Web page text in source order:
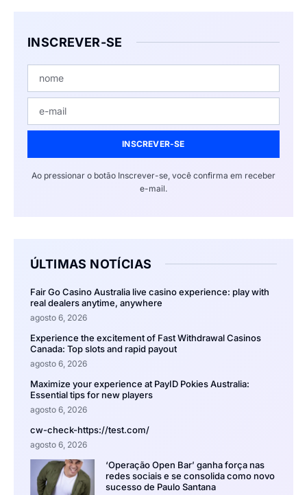
INSCREVER-SE
INSCREVER-SE
Ao pressionar o botão Inscrever-se, você confirma em receber
e-mail.
ÚLTIMAS NOTÍCIAS
Fair Go Casino Australia live casino experience: play with
real dealers anytime, anywhere
agosto 6, 2026
Experience the excitement of Fast Withdrawal Casinos
Canada: Top slots and rapid payout
agosto 6, 2026
Maximize your experience at PayID Pokies Australia:
Essential tips for new players
agosto 6, 2026
cw-check-https://test.com/
agosto 6, 2026
‘Operação Open Bar’ ganha força nas
redes sociais e se consolida como novo
sucesso de Paulo Santana